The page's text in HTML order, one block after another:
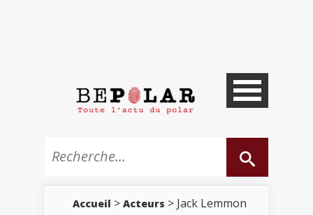
Accueil > Acteurs > Jack Lemmon